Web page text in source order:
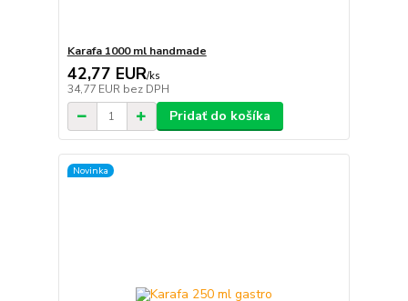
Karafa 1000 ml handmade
42,77 EUR/ks
34,77 EUR bez DPH
Pridať do košíka
Novinka